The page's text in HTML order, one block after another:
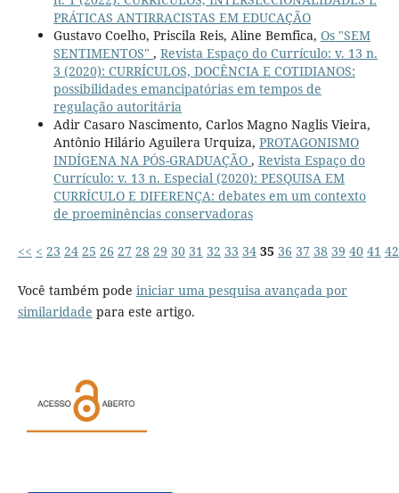
PRÁTICAS ANTIRRACISTAS EM EDUCAÇÃO
Gustavo Coelho, Priscila Reis, Aline Bemfica, Os "SEM
SENTIMENTOS" , Revista Espaço do Currículo: v. 13 n.
3 (2020): CURRÍCULOS, DOCÊNCIA E COTIDIANOS:
possibilidades emancipatórias em tempos de
regulação autoritária
Adir Casaro Nascimento, Carlos Magno Naglis Vieira,
Antônio Hilário Aguilera Urquiza, PROTAGONISMO
INDÍGENA NA PÓS-GRADUAÇÃO , Revista Espaço do
Currículo: v. 13 n. Especial (2020): PESQUISA EM
CURRÍCULO E DIFERENÇA: debates em um contexto
de proeminências conservadoras
<< < 23 24 25 26 27 28 29 30 31 32 33 34 35 36 37 38 39 40 41 42
Você também pode iniciar uma pesquisa avançada por
similaridade para este artigo.